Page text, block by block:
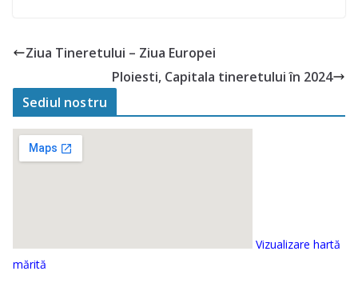
Ziua Tineretului – Ziua Europei
Ploiesti, Capitala tineretului în 2024
Sediul nostru
Vizualizare hartă
mărită